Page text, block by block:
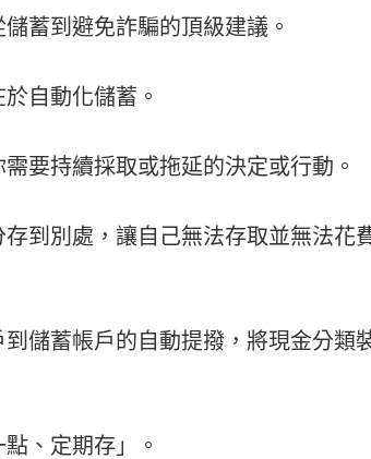
蓄到避免詐騙的頂級建議。
自動化儲蓄。
要持續採取或拖延的決定或行動。
存到別處，讓自己無法存取並無法
儲蓄帳戶的自動提撥，將現金分
、定期存」。